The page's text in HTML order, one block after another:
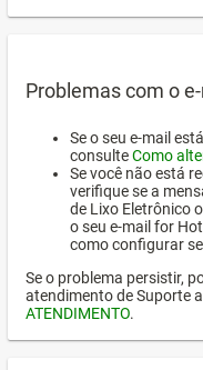
Problemas com o
Se o seu e-mail
consulteComo
Se você não está
verifique se a
de Lixo Eletrônico
o seu e-mail for
como configurar
Se o problema persistir,
atendimento de Suporte
ATENDIMENTO.